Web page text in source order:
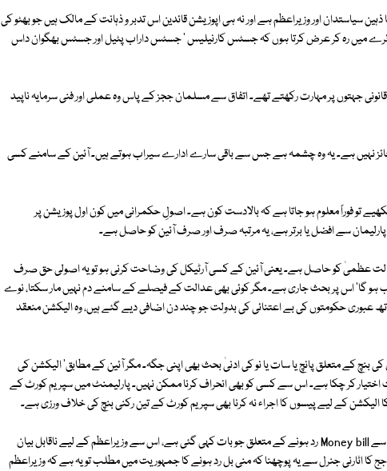
سیاستدان اور وزیراعظم ہے اور نہ ہی اپوزیشن قائدین اس تدبر و ذہانت کے مالک ہیں جو بھٹو کی
میں رہ کر عرض کرتا ہوں کہ جسٹس کارنیلیس ' جسٹس داراب پٹیل اور جسٹس بھگوان داس
جہتوں پر مہارت رکھتے تھے۔ اتفاق سے مسلمان ججز کے پاس وہ عملی اور فنی سرمایہ ناپید
جائز نہیں ہے۔ یہ وہ چشمہ ہے جس سے باقی سارے ادارے سیراب ہوتے ہیں۔ آئین کے سامنے کسی
تو فوراً معلوم ہو جاتا ہے کہ بالادست کون ہے۔ اصولِ حکمرانی میں کون اول پوزیشن پر
پارلیمان سے افضل یا برتر ہے، یہ مرتبہ صرف اور صرف آئین کو حاصل ہے۔
عظمیٰ کو حاصل ہے۔ یعنی آئین کے کسی آرٹیکل کی وضاحت کرنی ہو تو یہ اصولی حق صرف
گا' اس پر بحث جاری ہے۔ مگر کوئی بھی عدالت کے فیصلے کے سامنے دم نہیں مار سکتا، نوے
عبوری حکومتوں کی بے اعتنائی کی بدولت جو چند دن اضافی دیے گئے ہیں، وہ الیکشن منعقد
کی بنچ کے متعلق پانچ یا سات یا نو کی ادنیٰ بحث بھی اپنی جگہ۔ مگر آئین کے مطابق' الیکشن کی
اختیار کر چکا ہے۔ اس سے کسی کو بھی انحراف کرنا ممکن نہیں۔ پارلیمنٹ میں سپریم کورٹ کے
الیکشن کے لیے پیسوں کا اجراء نہ کرنا بھی سپریم کورٹ کے تین رکنی بنچ کی خلاف ورزی ہے۔
دو دن پہلے' عدالت عظمیٰ میں حکومت کی طرف سے Money bill رد ہونے کے متعلق جو بات کہی گئی ہے، اس سے وزیراعظم کے لیے ناقابل بیان
اٹارنی جنرل سے یہ پوچھنا کہ منی بل رد ہونے کا جمہوریت میں مطلب تو یہ ہے کہ وزیراعظم